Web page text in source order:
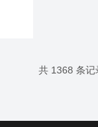
共 1368 条